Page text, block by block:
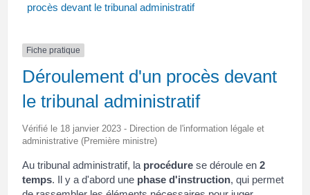
procès devant le tribunal administratif
Fiche pratique
Déroulement d'un procès devant
le tribunal administratif
Vérifié le 18 janvier 2023 - Direction de l'information légale et
administrative (Première ministre)
Au tribunal administratif, la procédure se déroule en2
temps. Il y a d'abord une phase d'instruction, qui permet